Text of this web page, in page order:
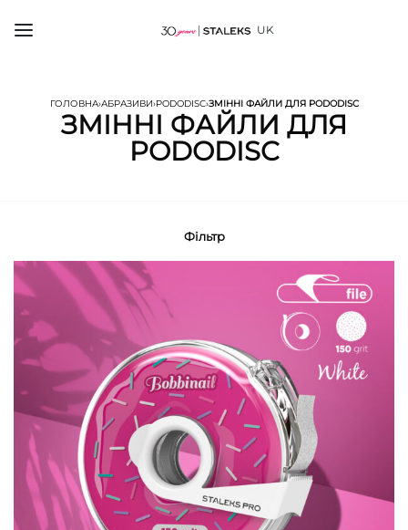
UK
ГОЛОВНА›АБРАЗИВИ›PODODISC›ЗМІННІ ФАЙЛИ ДЛЯ PODODISC
ЗМІННІ ФАЙЛИ ДЛЯ
PODODISC
Фільтр